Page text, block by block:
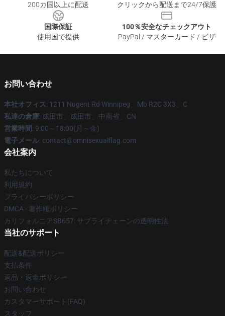
200カ国以上に配送
クリックから配送まで24/7保護
国際保証
使用国で提供
100％安全なチェックアウト
PayPal / マスターカード / ビザ
お問い合わせ
本社オフィス: 1211 Nugent Rd Winnipeg、Mb R2C 3X3、C
私達の倉庫: 成田市、成田市、中南省、CN
営業時間: 9:00～18:00(月～金)
電子メール: contact@omnisexualflag.com
会社案内
私たちについて
利用規約
プライバシーポリシー
DMCA - 著作権ポリシー
カリフォルニアSB657: サプライチェーンの透明性法
当社のサポート
配送&配送ポリシー
支払条件
返品・返金ポリシー
お問い合わせ
カスタマーサポート(FAQ)
スタッフ